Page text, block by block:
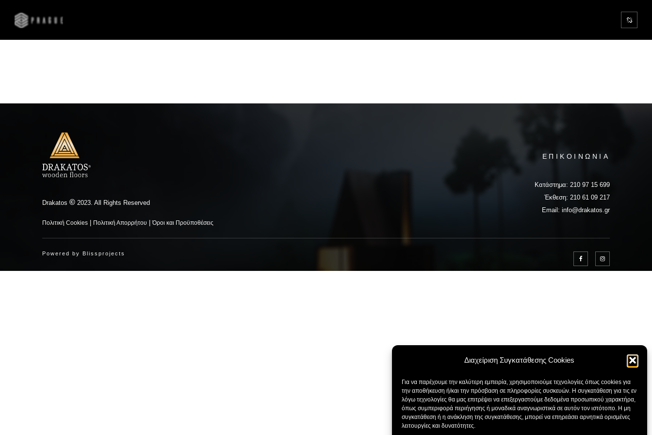
Διαχείριση Συγκατάθεσης Cookies
Για να παρέχουμε την καλύτερη εμπειρία, χρησιμοποιούμε τεχνολογίες όπως cookies για
την αποθήκευση ή/και την πρόσβαση σε πληροφορίες συσκευών. Η συγκατάθεση για τις εν
λόγω τεχνολογίες θα μας επιτρέψει να επεξεργαστούμε δεδομένα προσωπικού χαρακτήρα,
όπως συμπεριφορά περιήγησης ή μοναδικά αναγνωριστικά σε αυτόν τον ιστότοπο. Η μη
συγκατάθεση ή η ανάκληση της συγκατάθεσης, μπορεί να επηρεάσει αρνητικά ορισμένες
λειτουργίες και δυνατότητες.
Drakatos © 2023. All Rights Reserved
Πολιτική Cookies Πολιτική Απορρήτου |Όροι και Προϋποθέσεις
ΕΠΙΚΟΙΝΩΝΙΑ
Κατάστημα: 210 97 15 699
Έκθεση: 210 61 09 217
Email: info@drakatos.gr
Powered by Blissprojects